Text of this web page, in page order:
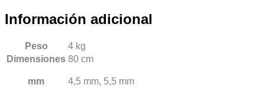
Información adicional
Peso
4 kg
Dimensiones 80 cm
mm 4,5 mm, 5,5 mm